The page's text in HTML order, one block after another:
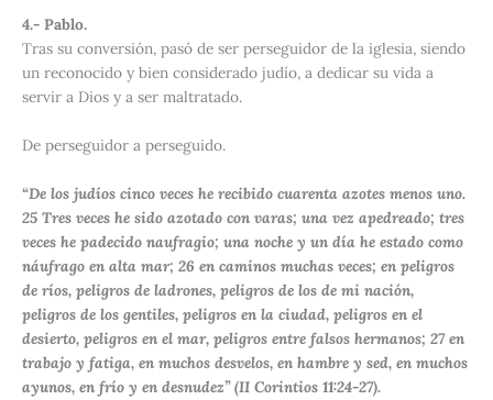
4.- Pablo.
Tras su conversión, pasó de ser perseguidor de la iglesia, siendo
un reconocido y bien considerado judío, a dedicar su vida a
servir a Dios y a ser maltratado.
De perseguidor a perseguido.
“De los judíos cinco veces he recibido cuarenta azotes menos uno.
25 Tres veces he sido azotado con varas; una vez apedreado; tres
veces he padecido naufragio; una noche y un día he estado como
náufrago en alta mar; 26 en caminos muchas veces; en peligros
de ríos, peligros de ladrones, peligros de los de mi nación,
peligros de los gentiles, peligros en la ciudad, peligros en el
desierto, peligros en el mar, peligros entre falsos hermanos; 27en
trabajo y fatiga, en muchos desvelos, en hambre y sed, en muchos
ayunos, en frío y en desnudez” (II Corintios 11:24-27).